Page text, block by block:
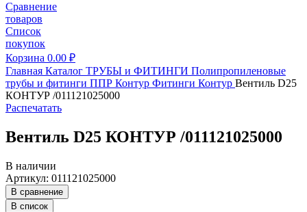
Сравнение
товаров
Список
покупок
Корзина 0.00 ₽
Главная Каталог ТРУБЫ и ФИТИНГИ Полипропиленовые
трубы и фитинги ППР Контур Фитинги Контур Вентиль D25
КОНТУР /011121025000
Распечатать
Вентиль D25 КОНТУР /011121025000
В наличии
Артикул: 011121025000
В сравнение
В список